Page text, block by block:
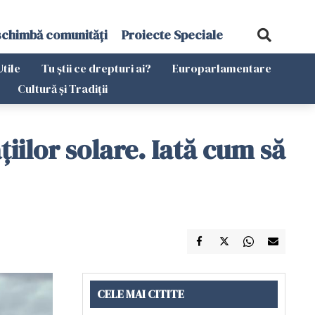
comunități Proiecte Speciale
Tu știi ce drepturi ai?
Europarlamentare
Cultură și Tradiții
solare. Iată cum să
CELE MAI CITITE